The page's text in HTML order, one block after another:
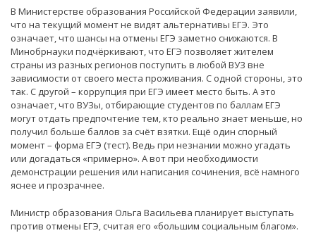
В Министерстве образования Российской Федерации заявили,
что на текущий момент не видят альтернативы ЕГЭ. Это
означает, что шансы на отмены ЕГЭ заметно снижаются. В
Минобрнауки подчёркивают, что ЕГЭ позволяет жителем
страны из разных регионов поступить в любой ВУЗ вне
зависимости от своего места проживания. С одной стороны, это
так. С другой – коррупция при ЕГЭ имеет место быть. А это
означает, что ВУЗы, отбирающие студентов по баллам ЕГЭ
могут отдать предпочтение тем, кто реально знает меньше, но
получил больше баллов за счёт взятки. Ещё один спорный
момент – форма ЕГЭ (тест). Ведь при незнании можно угадать
или догадаться «примерно». А вот при необходимости
демонстрации решения или написания сочинения, всё намного
яснее и прозрачнее.
Министр образования Ольга Васильева планирует выступать
против отмены ЕГЭ, считая его «большим социальным благом».